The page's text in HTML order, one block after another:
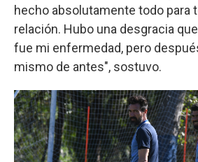
hecho absolutamente todo para
relación. Hubo una desgracia
fue mi enfermedad, pero
mismo de antes", sostuvo.